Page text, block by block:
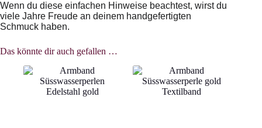
Wenn du diese einfachen Hinweise beachtest, wirst du
viele Jahre Freude an deinem handgefertigten
Schmuck haben.
Das könnte dir auch gefallen …